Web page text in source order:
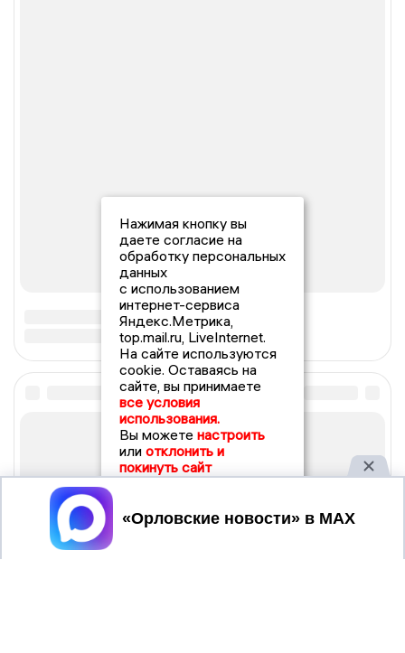
Нажимая кнопку вы
даете согласие на
обработку персональных
данных
с использованием
интернет-сервиса
Яндекс.Метрика,
top.mail.ru, LiveInternet.
На сайте используются
cookie. Оставаясь на
сайте, вы принимаете
все условия
использования.
Вы можете настроить
или отклонить и
покинуть сайт
Принять